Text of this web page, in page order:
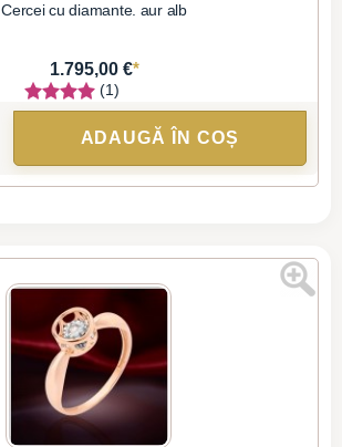
Cercei cu diamante. aur alb
1.795,00 €*
(1)
ADAUGĂ ÎN COȘ